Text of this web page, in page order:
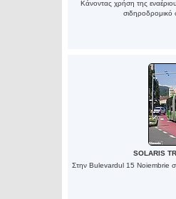
Κάνοντας χρήση της
SOLARIS
Στην Bulevardul 15 Noiembrie